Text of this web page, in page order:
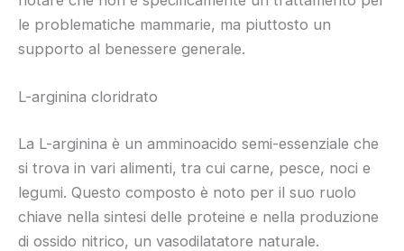
le problematiche mammarie, ma piuttosto un
supporto al benessere generale.
L-arginina cloridrato
La L-arginina è un amminoacido semi-essenziale che
si trova in vari alimenti, tra cui carne, pesce, noci e
legumi. Questo composto è noto per il suo ruolo
chiave nella sintesi delle proteine e nella produzione
di ossido nitrico, un vasodilatatore naturale.